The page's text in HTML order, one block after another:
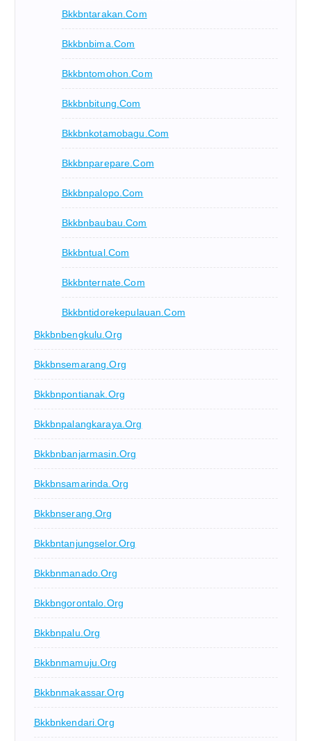
Bkkbntarakan.com
Bkkbnbima.com
Bkkbntomohon.com
Bkkbnbitung.com
Bkkbnkotamobagu.com
Bkkbnparepare.com
Bkkbnpalopo.com
Bkkbnbaubau.com
Bkkbntual.com
Bkkbnternate.com
Bkkbntidorekepulauan.com
Bkkbnbengkulu.org
Bkkbnsemarang.org
Bkkbnpontianak.org
Bkkbnpalangkaraya.org
Bkkbnbanjarmasin.org
Bkkbnsamarinda.org
Bkkbnserang.org
Bkkbntanjungselor.org
Bkkbnmanado.org
Bkkbngorontalo.org
Bkkbnpalu.org
Bkkbnmamuju.org
Bkkbnmakassar.org
Bkkbnkendari.org